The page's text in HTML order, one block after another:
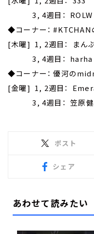
3, 4週目： ROLW
◆コーナー：
[木曜] 1, 2週目： まん
3, 4週目： harha
◆コーナー： 優河の
[金曜] 1, 2週目：
3, 4週目： 笠原健
ポスト
シェア
あわせて読みたい